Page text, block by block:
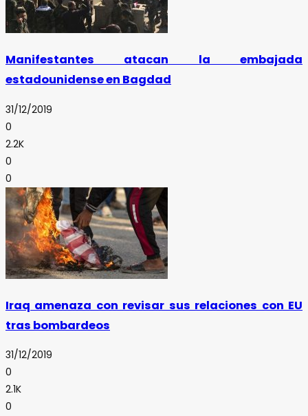
Manifestantes atacan la embajada
estadounidense en Bagdad
31/12/2019
0
2.2K
0
0
Iraq amenaza con revisar sus relaciones con EU
tras bombardeos
31/12/2019
0
2.1K
0